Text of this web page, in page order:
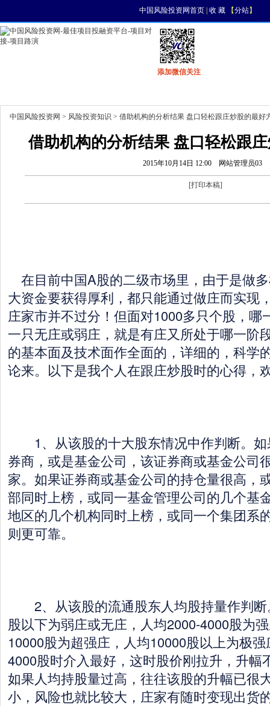
中国风险投资网首页| 收 藏【分站】
添加微信关注
中国风险投资网 > 风险投资知识 > 借助机构的分析结果 盘口轻松跟庄炒股的最好
借助机构的分析结果 盘口轻松跟
2015年10月14日 12:00 网站管理员03
[打印本稿]
在目前中国A股的二级市场里，由于是做
大资金要获得厚利，都只能通过做庄而实现
庄家市并不过分！但面对1000多只个股，哪
一只无庄或弱庄，就是有庄又所处于哪一阶
的基本面及技术面作全面的，详细的，科学
论来。以下是我个人在跟庄炒股时的心得，
1、从该股的十大股东情况中作判断。如
券商，或是基金公司，该证券商或基金公司
家。如果证券商或基金公司的持仓量很高，
部同时上榜，或同一基金管理公司的几个基
地区的几个机构同时上榜，或同一个集团系
则更可靠。
2、从该股的流通股东人均股持量作判断
股以下为弱庄或无庄，人均2000-4000股为
10000股为超强庄，人均10000股以上为极
4000股时介入最好，这时股价刚拉升，升幅
如果人均持股量过高，往往该股的升幅已很
小，风险也就比较大，庄家有随时变现出货